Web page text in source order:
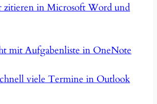
zitieren in Microsoft Word und
mit Aufgabenliste in OneNote
viele Termine in Outlook